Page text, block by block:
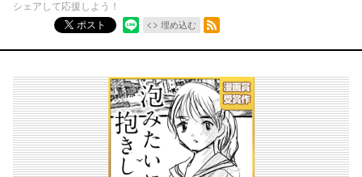
シェアして応援しよう！
ポスト
埋め込む
RSSフィード